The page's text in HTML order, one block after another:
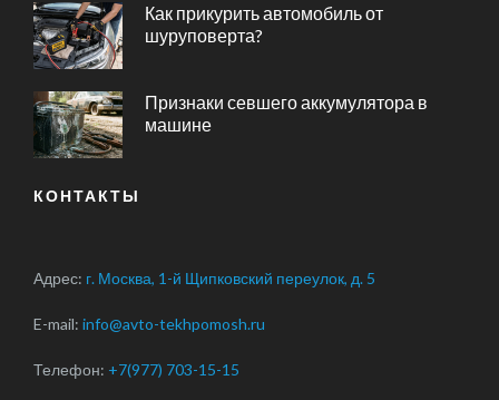
Как прикурить автомобиль от
шуруповерта?
Признаки севшего аккумулятора в
машине
КОНТАКТЫ
Адрес: г. Москва, 1-й Щипковский переулок, д. 5
E-mail: info@avto-tekhpomosh.ru
Телефон: +7(977) 703-15-15